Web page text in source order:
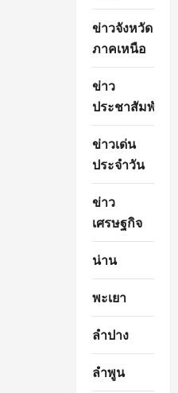
ข่าวจังหวัด
ภาคเหนือ
ข่าว
ประชาสัมพันธ์
ข่าวเด่น
ประจำวัน
ข่าว
เศรษฐกิจ
น่าน
พะเยา
ลำปาง
ลำพูน